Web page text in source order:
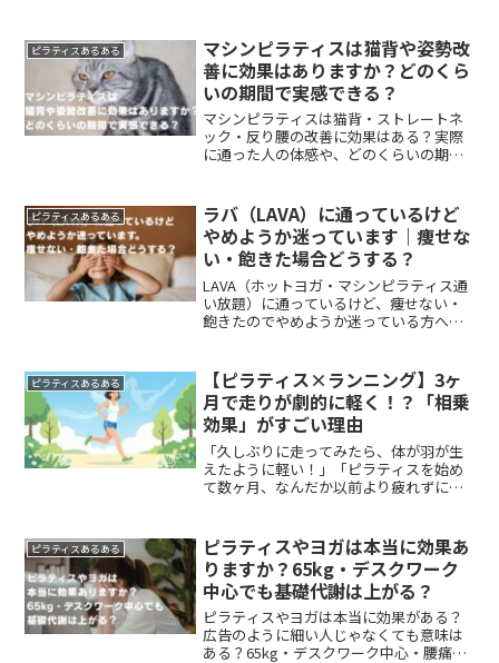
こそ、最初の第一歩が踏み出せないとい
う声は非常によ...
ピラティスあるある
マシンピラティスは猫背や姿勢改
善に効果はありますか？どのくら
いの期間で実感できる？
マシンピラティスは猫背・ストレートネ
ック・反り腰の改善に効果はある？実際
に通った人の体感や、どのくらいの期間
ピラティスあるある
ラバ（LAVA）に通っているけど
やめようか迷っています｜痩せな
い・飽きた場合どうする？
LAVA（ホットヨガ・マシンピラティス通
い放題）に通っているけど、痩せない・
飽きたのでやめようか迷っている方へ。
ピラティスあるある
【ピラティス×ランニング】3ヶ
月で走りが劇的に軽く！？「相乗
効果」がすごい理由
「久しぶりに走ってみたら、体が羽が生
えたように軽い！」「ピラティスを始め
て数ヶ月、なんだか以前より疲れずに走
せん。実は、ピラティスとランニング
は、お互いのパフォーマンス...
ピラティスあるある
ピラティスやヨガは本当に効果あ
りますか？65kg・デスクワーク
中心でも基礎代謝は上がる？
ピラティスやヨガは本当に効果がある？
広告のように細い人じゃなくても意味は
ある？65kg・デスクワーク中心・腰痛あ